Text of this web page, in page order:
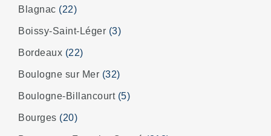
Blagnac (22)
Boissy-Saint-Léger (3)
Bordeaux (22)
Boulogne sur Mer (32)
Boulogne-Billancourt (5)
Bourges (20)